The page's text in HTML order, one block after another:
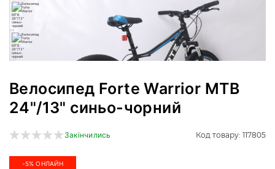
Велосипед Forte Warrior МТВ
24"/13" синьо-чорний
Закінчились Код товару: 117805
-5% ОНЛАЙН